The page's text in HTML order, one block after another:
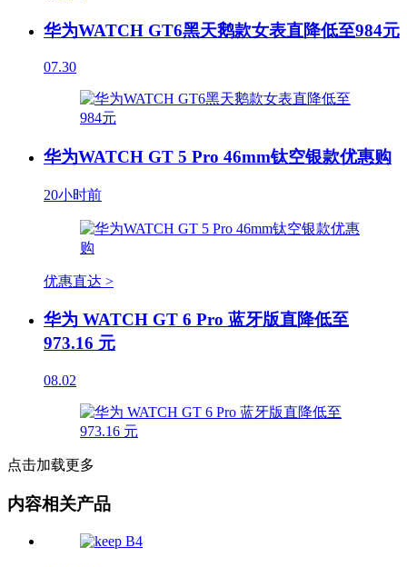
华为WATCH GT6黑天鹅款女表直降低至984元
07.30
华为WATCH GT 5 Pro 46mm钛空银款优惠购
20小时前
优惠直达 >
华为 WATCH GT 6 Pro 蓝牙版直降低至
973.16 元
08.02
点击加载更多
内容相关产品